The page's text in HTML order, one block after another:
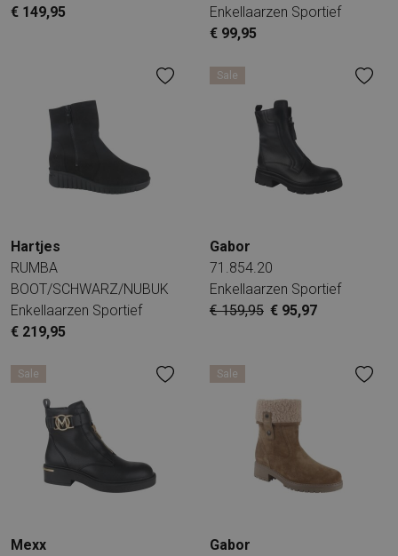
€ 149,95
Enkellaarzen Sportief
€ 99,95
Hartjes
RUMBA
BOOT/SCHWARZ/NUBUK
Enkellaarzen Sportief
€ 219,95
Sale
Gabor
71.854.20
Enkellaarzen Sportief
€ 159,95 € 95,97
Sale
Mexx
Sale
Gabor